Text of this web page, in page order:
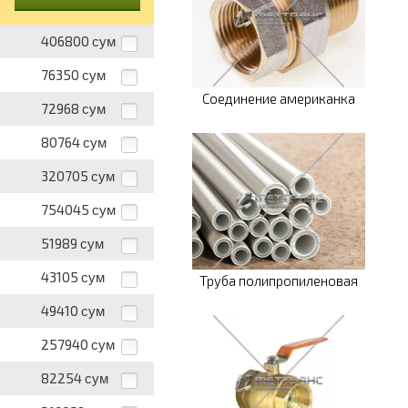
406800 сум
76350 сум
72968 сум
80764 сум
320705 сум
754045 сум
51989 сум
43105 сум
49410 сум
257940 сум
82254 сум
Соединение американка
Труба полипропиленовая